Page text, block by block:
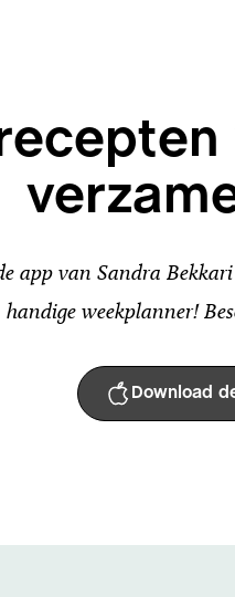
app van Sandra
handige weekplanner!
Download